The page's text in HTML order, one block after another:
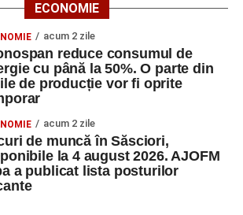
ECONOMIE
acum 2 zile
reduce consumul de
cu până la 50%. O parte din
de producție vor fi oprite
acum 2 zile
de muncă în Săsciori,
la 4 august 2026. AJOFM
a publicat lista posturilor